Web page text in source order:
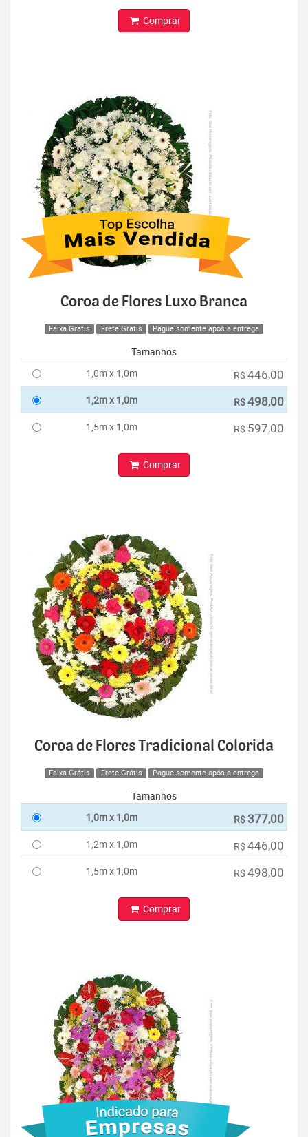
Comprar
Coroa de Flores Luxo Branca
Faixa Grátis Frete Grátis Pague somente após a entrega
Tamanhos
1,0m x 1,0m
R$ 446,00
1,2m x 1,0m R$498,00
1,5m x 1,0m R$ 597,00
Comprar
Coroa de Flores Tradicional Colorida
Faixa Grátis Frete Grátis Pague somente após a entrega
Tamanhos
1,0m x 1,0m
R$ 377,00
1,2m x 1,0m R$ 446,00
1,5m x 1,0m R$ 498,00
Comprar